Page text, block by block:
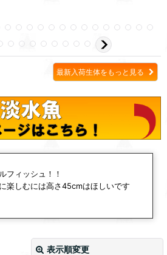
最新入荷生体をもっと見る
フィッシュ！！
楽しむには高さ45cmはほしいです
表示順変更